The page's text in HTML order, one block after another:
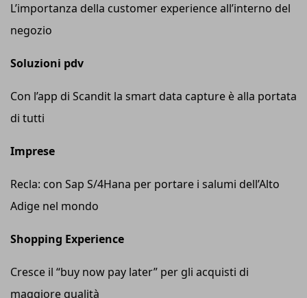
L’importanza della customer experience all’interno del
negozio
Soluzioni pdv
Con l’app di Scandit la smart data capture è alla portata
di tutti
Imprese
Recla: con Sap S/4Hana per portare i salumi dell’Alto
Adige nel mondo
Shopping Experience
Cresce il “buy now pay later” per gli acquisti di
maggiore qualità